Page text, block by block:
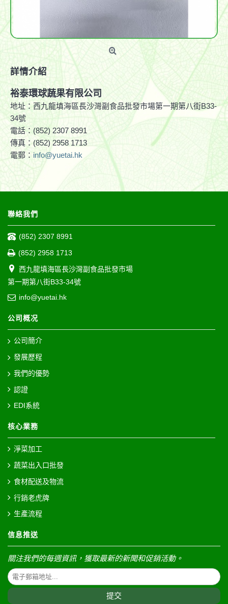
詳情介紹
裕泰環球蔬果有限公司
地址：西九龍填海區長沙灣副食品批發市場第一期第八街B33-
34號
電話：(852) 2307 8991
傳真：(852) 2958 1713
電郵：info@yuetai.hk
聯絡我們
(852) 2307 8991
(852) 2958 1713
西九龍填海區長沙灣副食品批發市場
第一期第八街B33-34號
info@yuetai.hk
公司概况
公司簡介
發展歷程
我們的優勢
認證
EDI系統
核心業務
淨菜加工
蔬菜出入口批發
食材配送及物流
行銷老虎牌
生產流程
信息推送
關注我們的每週資訊，獲取最新的新聞和促銷活動。
提交